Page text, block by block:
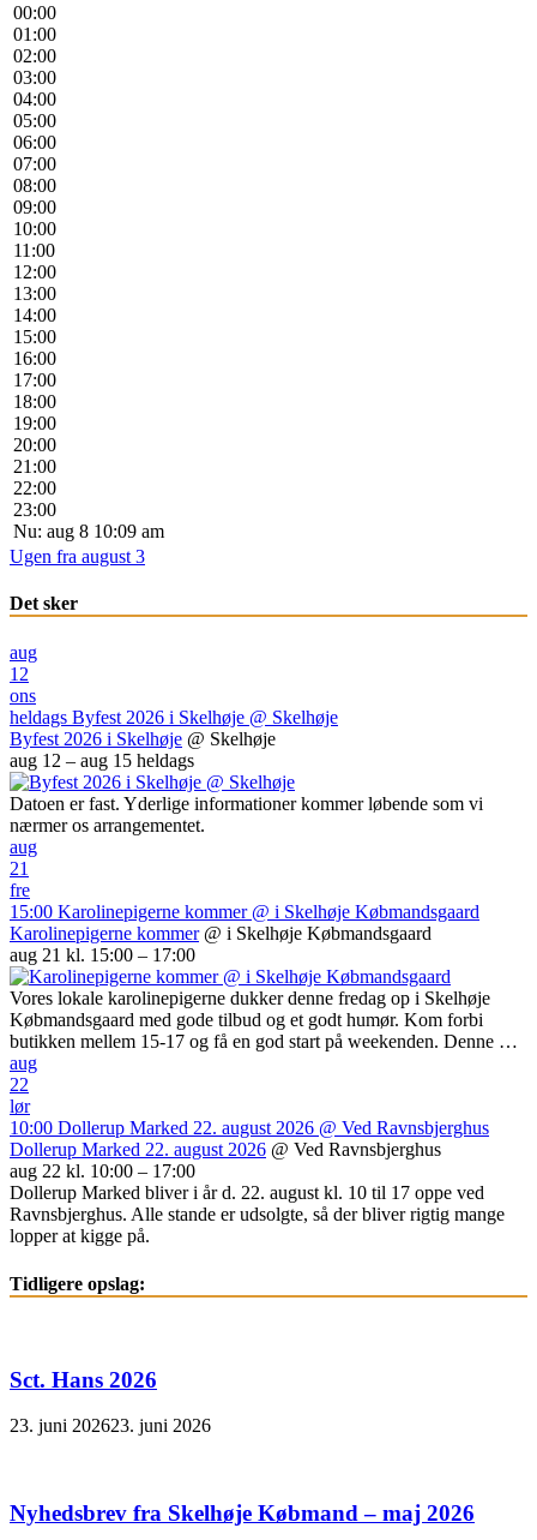
00:00
01:00
02:00
03:00
04:00
05:00
06:00
07:00
08:00
09:00
10:00
11:00
12:00
13:00
14:00
15:00
16:00
17:00
18:00
19:00
20:00
21:00
22:00
23:00
Nu: aug 8 10:09 am
Ugen fra august 3
Det sker
aug
12
ons
heldags Byfest 2026 i Skelhøje @ Skelhøje
Byfest 2026 i Skelhøje @ Skelhøje
aug 12 – aug 15 heldags
Datoen er fast. Yderlige informationer kommer løbende som vi
nærmer os arrangementet.
aug
21
fre
15:00 Karolinepigerne kommer @ i Skelhøje Købmandsgaard
Karolinepigerne kommer @ i Skelhøje Købmandsgaard
aug 21 kl. 15:00 – 17:00
Vores lokale karolinepigerne dukker denne fredag op i Skelhøje
Købmandsgaard med gode tilbud og et godt humør. Kom forbi
butikken mellem 15-17 og få en god start på weekenden. Denne …
aug
22
lør
10:00 Dollerup Marked 22. august 2026 @ Ved Ravnsbjerghus
Dollerup Marked 22. august 2026 @ Ved Ravnsbjerghus
aug 22 kl. 10:00 – 17:00
Dollerup Marked bliver i år d. 22. august kl. 10 til 17 oppe ved
Ravnsbjerghus. Alle stande er udsolgte, så der bliver rigtig mange
lopper at kigge på.
Tidligere opslag:
Sct. Hans 2026
23. juni 202623. juni 2026
Nyhedsbrev fra Skelhøje Købmand – maj 2026